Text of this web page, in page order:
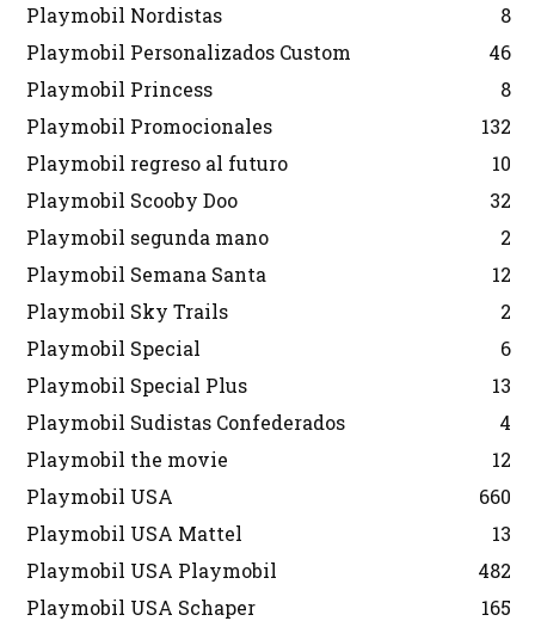
Playmobil Nordistas
8
Playmobil Personalizados Custom
46
Playmobil Princess
8
Playmobil Promocionales
132
Playmobil regreso al futuro
10
Playmobil Scooby Doo
32
Playmobil segunda mano
2
Playmobil Semana Santa
12
Playmobil Sky Trails
2
Playmobil Special
6
Playmobil Special Plus
13
Playmobil Sudistas Confederados
4
Playmobil the movie
12
Playmobil USA
660
Playmobil USA Mattel
13
Playmobil USA Playmobil
482
Playmobil USA Schaper
165